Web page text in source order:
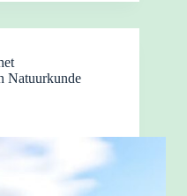
Natuurkunde